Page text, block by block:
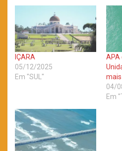
IÇARA
05/12/2025
Em "SUL"
APA
mais
04/
Em